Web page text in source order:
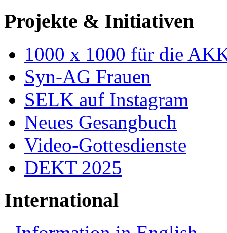
Projekte & Initiativen
1000 x 1000 für die
Syn-AG Frauen
SELK auf Instagram
Neues Gesangbuch
Video-Gottesdienste
DEKT 2025
International